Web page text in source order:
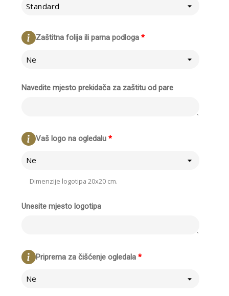
Standard
*
Zaštitna folija ili parna podloga
Ne
Navedite mjesto prekidača za zaštitu od pare
*
Vaš logo na ogledalu
Ne
Dimenzije logotipa 20x20 cm.
Unesite mjesto logotipa
*
Priprema za čišćenje ogledala
Ne